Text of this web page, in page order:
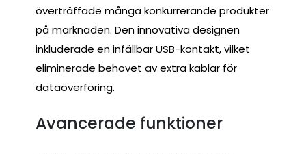
överträffade många konkurrerande produkter
på marknaden. Den innovativa designen
inkluderade en infällbar USB-kontakt, vilket
eliminerade behovet av extra kablar för
dataöverföring.
Avancerade funktioner